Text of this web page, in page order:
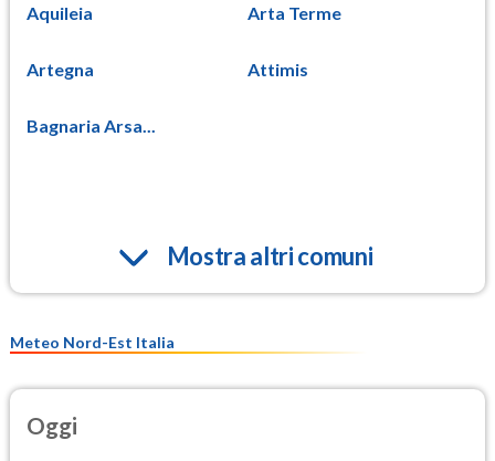
Aquileia Arta Terme
Artegna Attimis
Bagnaria Arsa...
Mostra altri comuni
Meteo Nord-Est Italia
Oggi